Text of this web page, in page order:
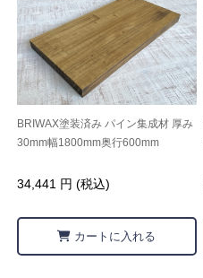
BRIWAX塗装済み パイン集成材 厚み
30mm幅1800mm奥行600mm
34,441 円 (税込)
カートに入れる